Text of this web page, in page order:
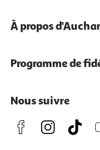
À propos
Programme de
Nous suivre